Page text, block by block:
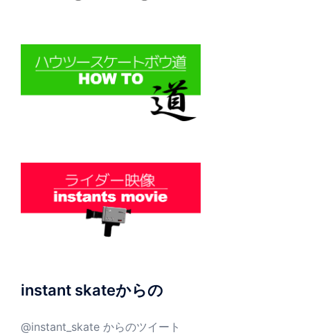
instant skateからの
@instant_skate からのツイート